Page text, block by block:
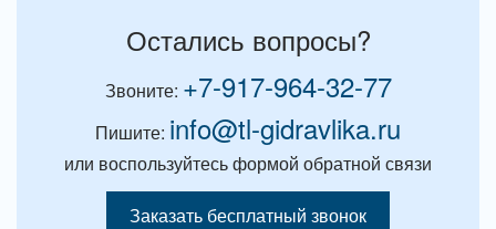
Остались вопросы?
Звоните: +7-917-964-32-77
Пишите: info@tl-gidravlika.ru
или воспользуйтесь формой обратной связи
Заказать бесплатный звонок